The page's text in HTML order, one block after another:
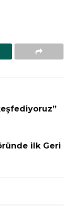
ilk Geri